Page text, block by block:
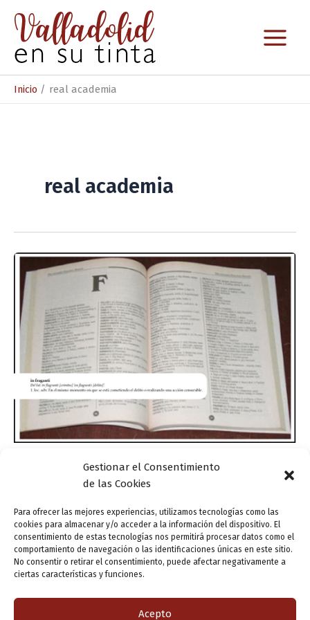
Gestionar el Consentimiento
de las Cookies
Para ofrecer las mejores experiencias, utilizamos tecnologías como las
cookies para almacenar y/o acceder a la información del dispositivo. El
consentimiento de estas tecnologías nos permitirá procesar datos como el
comportamiento de navegación o las identificaciones únicas en este sitio.
No consentir o retirar el consentimiento, puede afectar negativamente a
ciertas características y funciones.
Acepto
contenido
Inicio real academia
real academia
La fragancia flagrante de los refrescos
lingüísticos
ensutinta/21 marzo, 2016
Aunque fragante es un adjetivo que se atribuye a
aquello “que tiene o despide fragancia” y flagrante un